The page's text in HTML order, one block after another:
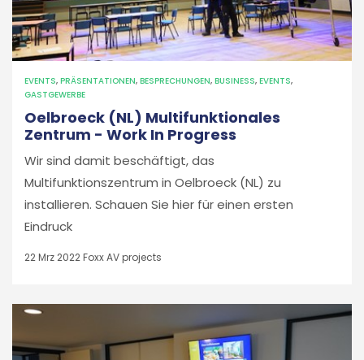
EVENTS, PRÄSENTATIONEN, BESPRECHUNGEN, BUSINESS, EVENTS,
GASTGEWERBE
Oelbroeck (NL) Multifunktionales
Zentrum - Work In Progress
Wir sind damit beschäftigt, das
Multifunktionszentrum in Oelbroeck (NL) zu
installieren. Schauen Sie hier für einen ersten
Eindruck
22 Mrz 2022Foxx AV projects